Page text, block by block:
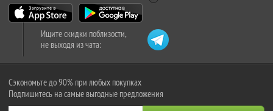
Ищите скидки поблизости,
не выходя из чата:
Сэкономьте до 90% при любых покупках
Подпишитесь на самые выгодные предложения